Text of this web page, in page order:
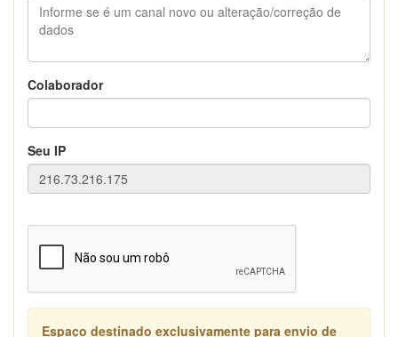
Colaborador
Seu IP
Espaço destinado exclusivamente para envio de